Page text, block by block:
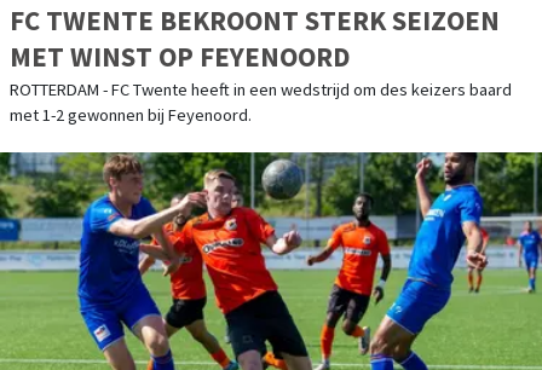
FC TWENTE BEKROONT STERK SEIZOEN
MET WINST OP FEYENOORD
ROTTERDAM - FC Twente heeft in een wedstrijd om des keizers baard
met 1-2 gewonnen bij Feyenoord.